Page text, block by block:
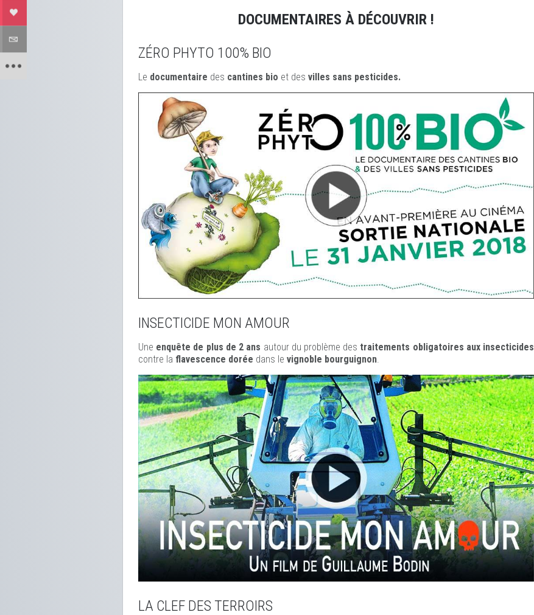
DOCUMENTAIRES À DÉCOUVRIR !
ZÉRO PHYTO 100% BIO
Le documentaire des cantines bio et des villes sans pesticides.
INSECTICIDE MON AMOUR
Une enquête de plus de 2 ans autour du problème des traitements obligatoires aux insecticides
contre la flavescence dorée dans le vignoble bourguignon.
LA CLEF DES TERROIRS